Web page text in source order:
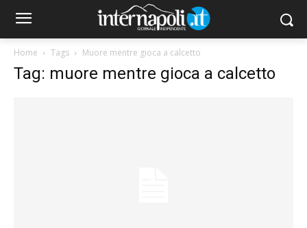
Home Tags Muore mentre gioca a calcetto
Tag: muore mentre gioca a calcetto